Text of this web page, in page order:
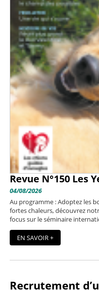
Revue N°150 Les
04/08/2026
Au programme : Adoptez les
fortes chaleurs, découvrez
focus sur le séminaire
EN SAVOIR +
Recrutement